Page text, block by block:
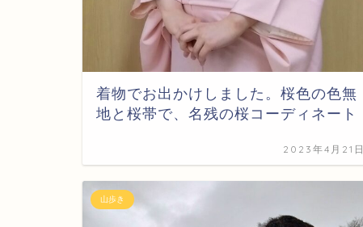
着物でお出かけしました。桜色の色無
地と桜帯で、名残の桜コーディネート
2023年4月21日
山歩き